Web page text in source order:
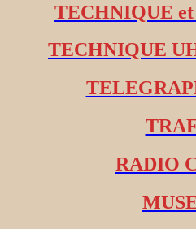
TECHNIQUE
TECHNIQUE
RADIO